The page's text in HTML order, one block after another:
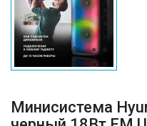
Минисистема